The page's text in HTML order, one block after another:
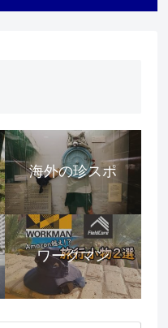
海外の珍スポ
ワークマン